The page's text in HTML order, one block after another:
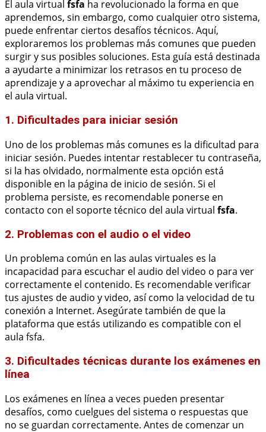
El aula virtual fsfa ha revolucionado la forma en que
aprendemos, sin embargo, como cualquier otro sistema,
puede enfrentar ciertos desafíos técnicos. Aquí,
exploraremos los problemas más comunes que pueden
surgir y sus posibles soluciones. Esta guía está destinada
a ayudarte a minimizar los retrasos en tu proceso de
aprendizaje y a aprovechar al máximo tu experiencia en
el aula virtual.
1. Dificultades para iniciar sesión
Uno de los problemas más comunes es la dificultad para
iniciar sesión. Puedes intentar restablecer tu contraseña,
si la has olvidado, normalmente esta opción está
disponible en la página de inicio de sesión. Si el
problema persiste, es recomendable ponerse en
contacto con el soporte técnico del aula virtual fsfa.
2. Problemas con el audio o el video
Un problema común en las aulas virtuales es la
incapacidad para escuchar el audio del video o para ver
correctamente el contenido. Es recomendable verificar
tus ajustes de audio y video, así como la velocidad de tu
conexión a Internet. Asegúrate también de que la
plataforma que estás utilizando es compatible con el
aula fsfa.
3. Dificultades técnicas durante los exámenes en
línea
Los exámenes en línea a veces pueden presentar
desafíos, como cuelgues del sistema o respuestas que
no se guardan correctamente. Antes de comenzar un